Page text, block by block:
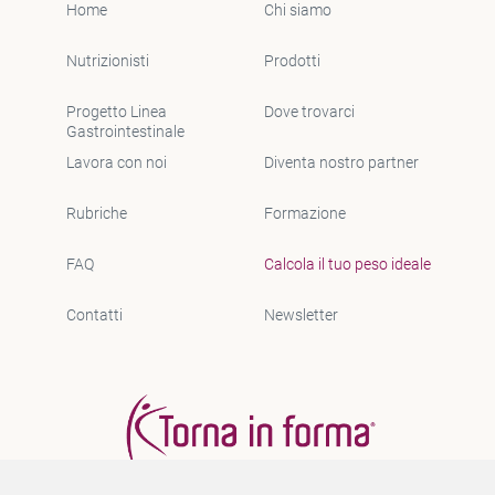
Home Chi siamo
Nutrizionisti Prodotti
Progetto Linea
Gastrointestinale
Dove trovarci
Lavora con noi Diventa nostro partner
Rubriche Formazione
FAQ Calcola il tuo peso ideale
Contatti Newsletter